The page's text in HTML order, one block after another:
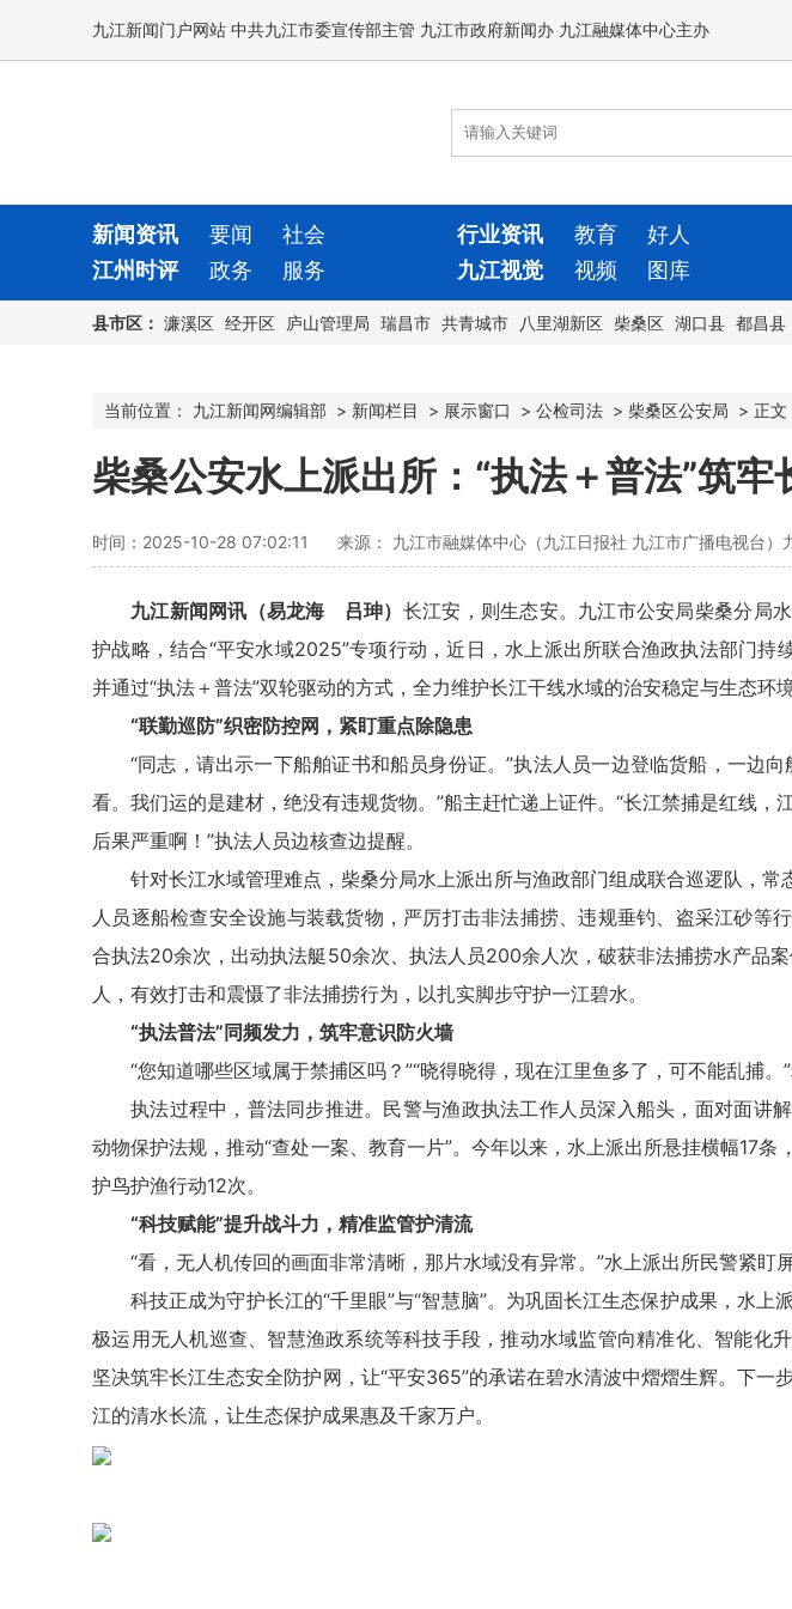
九江新闻门户网站 中共九江市委宣传部主管 九江市政府新闻办 九江融媒体中心主办
新闻资讯 要闻 社会 行业资讯 教育 好人
江州时评
政务 服务 九江视觉 视频 图库
县市区： 濂溪区 经开区 庐山管理局 瑞昌市 共青城市 八里湖新区 柴桑区 湖口县 都昌县
当前位置： 九江新闻网编辑部 > 新闻栏目 > 展示窗口 > 公检司法 > 柴桑区公安局 > 正文
柴桑公安水上派出所：“执法＋普法”筑牢
时间：2025-10-28 07:02:11 来源： 九江市融媒体中心（九江日报社 九江市广播电视台）
九江新闻网讯（易龙海 吕珅） 长江安，则生态安。九江市公安局柴桑分局
护战略，结合“平安水域2025”专项行动，近日，水上派出所联合渔政执法部门持
并通过“执法＋普法”双轮驱动的方式，全力维护长江干线水域的治安稳定与生态环境
“联勤巡防”织密防控网，紧盯重点除隐患
“同志，请出示一下船舶证书和船员身份证。”执法人员一边登临货船，一边
看。我们运的是建材，绝没有违规货物。”船主赶忙递上证件。“长江禁捕是红线，
后果严重啊！”执法人员边核查边提醒。
针对长江水域管理难点，柴桑分局水上派出所与渔政部门组成联合巡逻队，常
人员逐船检查安全设施与装载货物，严厉打击非法捕捞、违规垂钓、盗采江砂等
合执法20余次，出动执法艇50余次、执法人员200余人次，破获非法捕捞水产品
人，有效打击和震慑了非法捕捞行为，以扎实脚步守护一江碧水。
“执法普法”同频发力，筑牢意识防火墙
“您知道哪些区域属于禁捕区吗？”“晓得晓得，现在江里鱼多了，可不能乱捕。”
执法过程中，普法同步推进。民警与渔政执法工作人员深入船头，面对面讲
动物保护法规，推动“查处一案、教育一片”。今年以来，水上派出所悬挂横幅17
护鸟护渔行动12次。
“科技赋能”提升战斗力，精准监管护清流
“看，无人机传回的画面非常清晰，那片水域没有异常。”水上派出所民警紧盯屏
科技正成为守护长江的“千里眼”与“智慧脑”。为巩固长江生态保护成果，水上
极运用无人机巡查、智慧渔政系统等科技手段，推动水域监管向精准化、智能化
坚决筑牢长江生态安全防护网，让“平安365”的承诺在碧水清波中熠熠生辉。下一
江的清水长流，让生态保护成果惠及千家万户。